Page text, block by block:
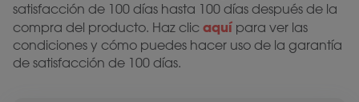
satisfacción de 100 días hasta 100 días después de la
compra del producto. Haz clic aquí para ver las
condiciones y cómo puedes hacer uso de la garantía
de satisfacción de 100 días.